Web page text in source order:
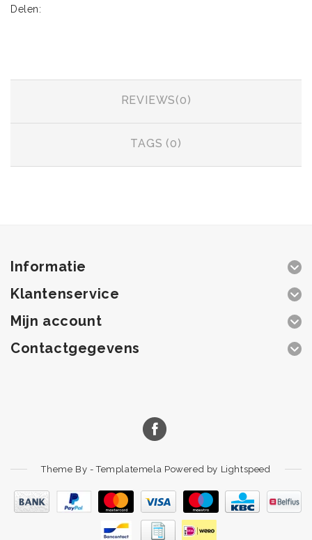
Delen:
REVIEWS(0)
TAGS (0)
Informatie
Klantenservice
Mijn account
Contactgegevens
Theme By -Templatemela Powered by Lightspeed